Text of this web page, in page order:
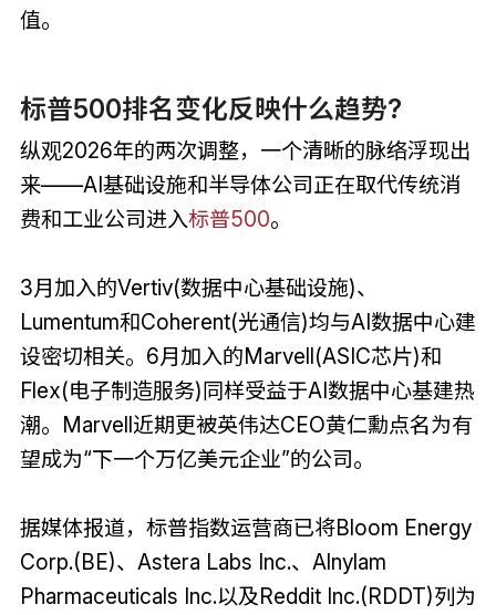
值。
标普500排名变化反映什么趋势?
纵观2026年的两次调整，一个清晰的脉络浮现出
来——AI基础设施和半导体公司正在取代传统消
费和工业公司进入标普500。
3月加入的Vertiv(数据中心基础设施)、
Lumentum和Coherent(光通信)均与AI数据中心建
设密切相关。6月加入的Marvell(ASIC芯片)和
Flex(电子制造服务)同样受益于AI数据中心基建热
潮。Marvell近期更被英伟达CEO黄仁勳点名为有
望成为“下一个万亿美元企业”的公司。
据媒体报道，标普指数运营商已将Bloom Energy
Corp.(BE)、Astera Labs Inc.、Alnylam
Pharmaceuticals Inc.以及Reddit Inc.(RDDT)列为